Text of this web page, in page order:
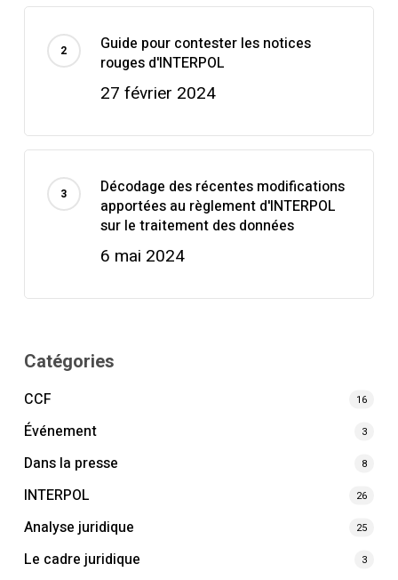
Guide pour contester les notices
rouges d'INTERPOL
27 février 2024
Décodage des récentes modifications
apportées au règlement d'INTERPOL
sur le traitement des données
6 mai 2024
Catégories
CCF
16
Événement 3
Dans la presse 8
INTERPOL 26
Analyse juridique 25
Le cadre juridique 3